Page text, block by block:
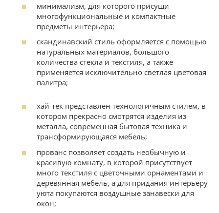
минимализм, для которого присущи
многофункциональные и компактные
предметы интерьера;
скандинавский стиль оформляется с помощью
натуральных материалов, большого
количества стекла и текстиля, а также
применяется исключительно светлая цветовая
палитра;
хай-тек представлен технологичным стилем, в
котором прекрасно смотрятся изделия из
металла, современная бытовая техника и
трансформирующаяся мебель;
прованс позволяет создать необычную и
красивую комнату, в которой присутствует
много текстиля с цветочными орнаментами и
деревянная мебель, а для придания интерьеру
уюта покупаются воздушные занавески для
окон;